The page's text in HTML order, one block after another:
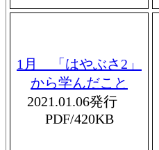
1月 「はやぶさ2」
から学んだこと
2021.01.06発行
PDF/420KB